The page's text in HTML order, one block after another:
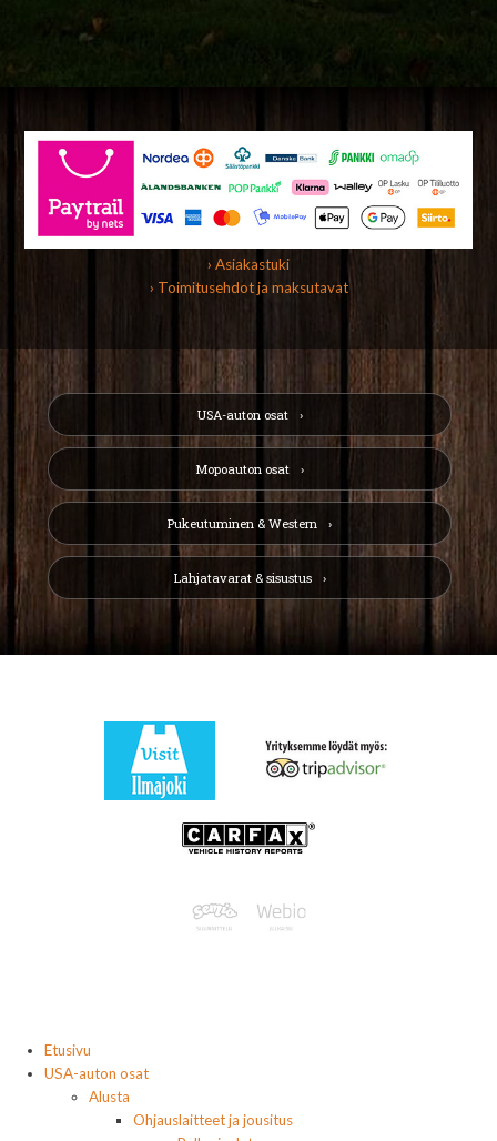
› Asiakastuki
› Toimitusehdot ja maksutavat
USA-auton osat
Mopoauton osat
Pukeutuminen & Western
Lahjatavarat & sisustus
Etusivu
USA-auton osat
Alusta
Ohjauslaitteet ja jousitus